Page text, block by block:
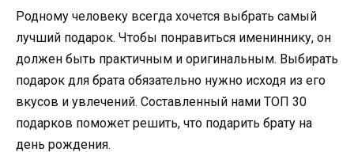
Родному человеку всегда хочется выбрать самый
лучший подарок. Чтобы понравиться имениннику, он
должен быть практичным и оригинальным. Выбирать
подарок для брата обязательно нужно исходя из его
вкусов и увлечений. Составленный нами ТОП 30
подарков поможет решить, что подарить брату на
день рождения.